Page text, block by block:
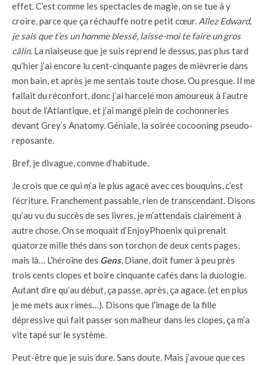
effet. C’est comme les spectacles de magie, on se tue à y
croire, parce que ça réchauffe notre petit cœur. Allez Edward,
je sais que t’es un homme blessé, laisse-moi te faire un gros
câlin. La niaiseuse que je suis reprend le dessus, pas plus tard
qu’hier j’ai encore lu cent-cinquante pages de mièvrerie dans
mon bain, et après je me sentais toute chose. Ou presque. Il me
fallait du réconfort, donc j’ai harcelé mon amoureux à l’autre
bout de l’Atlantique, et j’ai mangé plein de cochonneries
devant Grey’s Anatomy. Géniale, la soirée cocooning pseudo-
reposante.
Bref, je divague, comme d’habitude.
Je crois que ce qui m’a le plus agacé avec ces bouquins, c’est
l’écriture. Franchement passable, rien de transcendant. Disons
qu’au vu du succès de ses livres, je m’attendais clairement à
autre chose. On se moquait d’EnjoyPhoenix qui prenait
quatorze mille thés dans son torchon de deux cents pages,
mais là… L’héroïne des Gens, Diane, doit fumer à peu près
trois cents clopes et boire cinquante cafés dans la duologie.
Autant dire qu’au début, ça passe, après, ça agace. (et en plus
je me mets aux rimes…). Disons que l’image de la fille
dépressive qui fait passer son malheur dans les clopes, ça m’a
vite tapé sur le système.
Peut-être que je suis dure. Sans doute. Mais j’avoue que ces